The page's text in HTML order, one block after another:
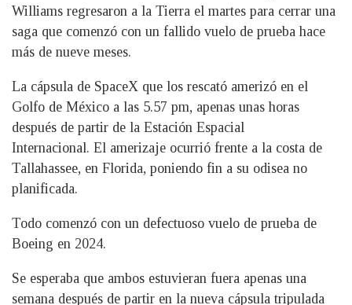
Williams regresaron a la Tierra el martes para cerrar una
saga que comenzó con un fallido vuelo de prueba hace
más de nueve meses.
La cápsula de SpaceX que los rescató amerizó en el
Golfo de México a las 5.57 pm, apenas unas horas
después de partir de la Estación Espacial
Internacional. El amerizaje ocurrió frente a la costa de
Tallahassee, en Florida, poniendo fin a su odisea no
planificada.
Todo comenzó con un defectuoso vuelo de prueba de
Boeing en 2024.
Se esperaba que ambos estuvieran fuera apenas una
semana después de partir en la nueva cápsula tripulada